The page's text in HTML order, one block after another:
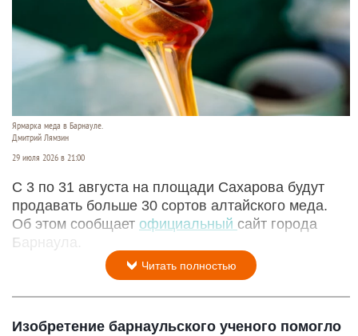
Ярмарка меда в Барнауле.
Дмитрий Лямзин
29 июля 2026 в 21:00
С 3 по 31 августа на площади Сахарова будут
продавать больше 30 сортов алтайского меда.
Об этом сообщает официальный сайт города
Барнаула.
Читать полностью
Изобретение барнаульского ученого помогло